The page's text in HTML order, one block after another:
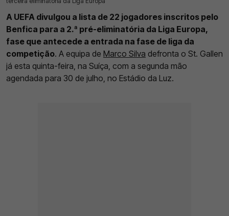
A UEFA divulgou a lista de 22 jogadores inscritos pelo
Benfica para a 2.ª pré-eliminatória da Liga Europa,
fase que antecede a entrada na fase de liga da
competição. A equipa de Marco Silva defronta o St. Gallen
já esta quinta-feira, na Suíça, com a segunda mão
agendada para 30 de julho, no Estádio da Luz.